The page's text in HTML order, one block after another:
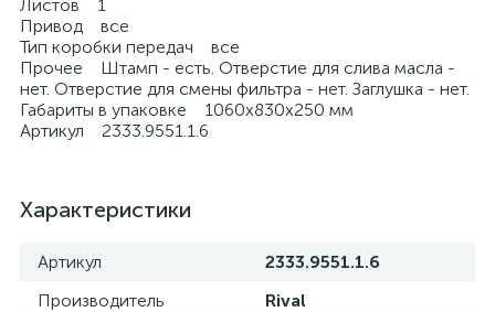
Листов 1
Привод все
Тип коробки передач все
Прочее Штамп - есть. Отверстие для слива масла -
нет. Отверстие для смены фильтра - нет. Заглушка - нет.
Габариты в упаковке 1060х830х250 мм
Артикул 2333.9551.1.6
Характеристики
Артикул
2333.9551.1.6
Производитель
Rival